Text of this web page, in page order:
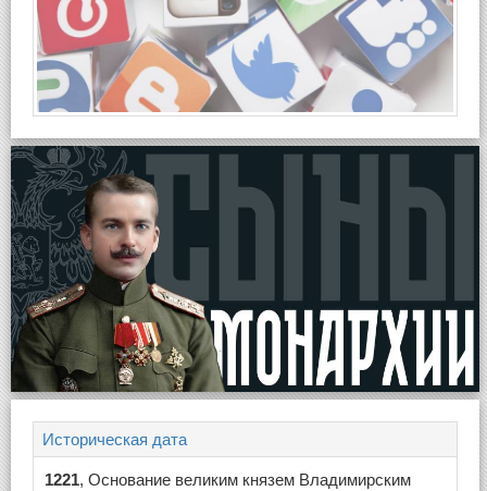
Историческая дата
1221, Основание великим князем Владимирским